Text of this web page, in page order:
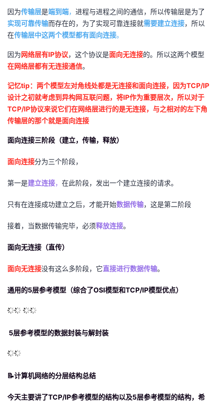
因为传输层是端到端， 进程与进程之间的通信，所以传输层是为了
实现可靠传输而存在的，为了实现可靠连接就需要建立连接，所以
在传输层中这两个模型都有面向连接。
因为网络层有IP协议，这个协议是面向无连接的。所以这两个模型
在网络层都有无连接通信。
记忆tip：两个模型左对角线处都是无连接和面向连接，因为TCP/IP
设计之初就考虑到异构网互联问题，将IP作为重要层次，所以对于
TCP/IP协议来说它们在网络层进行的是无连接，与之相对的左下角
传输层的那个就是面向连接
面向连接三阶段（建立，传输，释放）
面向连接分为三个阶段，
第一是建立连接， 在此阶段，发出一个建立连接的请求。
只有在连接成功建立之后，才能开始数据传输，这是第二阶段
接着，当数据传输完毕，必须释放连接。
面向无连接（直传）
面向无连接没有这么多阶段，它直接进行数据传输。
通用的5层参考模型（综合了OSI模型和TCP/IP模型优点）
5层参考模型的数据封装与解封装
📝计算机网络的分层结构总结
今天主要讲了TCP/IP参考模型的结构以及5层参考模型的结构，希